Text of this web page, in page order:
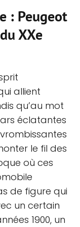
: Peugeot
XXe
allient
qu’au mot
éclatantes
le fil des
où ces
de figure qui
un certain
1900, un